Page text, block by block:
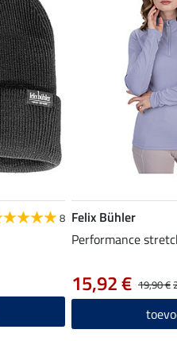
8 Felix Bühler
Performance
19,90 €
15,92 €